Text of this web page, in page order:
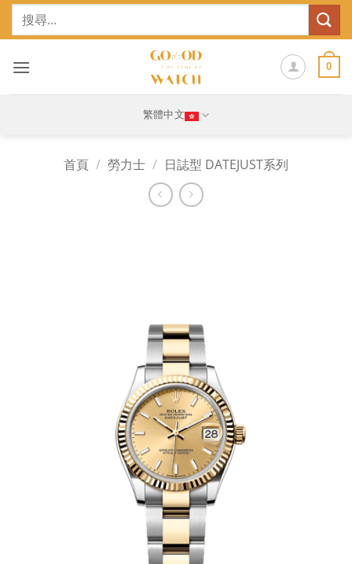
Skip
鍵
0
繁體中文
首頁 / 勞力士 / 日誌型 DATEJUST系列